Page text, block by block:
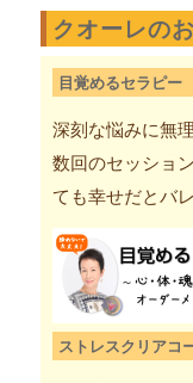
クオーレの
目覚めるセラピー
深刻な悩みに無
数回のセッショ
ても幸せだとバ
ストレスクリアコ